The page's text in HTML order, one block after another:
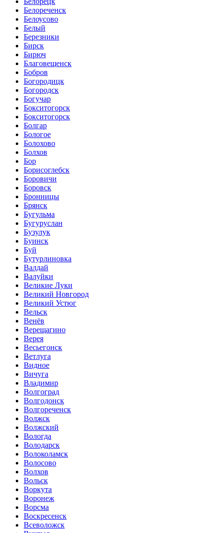
Белореченск
Белоусово
Белый
Березники
Бирск
Бирюч
Благовещенск
Бобров
Богородицк
Богородск
Богучар
Бокситогорск
Бокситогорск
Болгар
Бологое
Болохово
Болхов
Бор
Борисоглебск
Боровичи
Боровск
Бронницы
Брянск
Бугульма
Бугуруслан
Бузулук
Буинск
Буй
Бутурлиновка
Валдай
Валуйки
Великие Луки
Великий Новгород
Великий Устюг
Вельск
Венёв
Верещагино
Верея
Весьегонск
Ветлуга
Видное
Вичуга
Владимир
Волгоград
Волгодонск
Волгореченск
Волжск
Волжский
Вологда
Володарск
Волоколамск
Волосово
Волхов
Вольск
Воркута
Воронеж
Ворсма
Воскресенск
Всеволожск